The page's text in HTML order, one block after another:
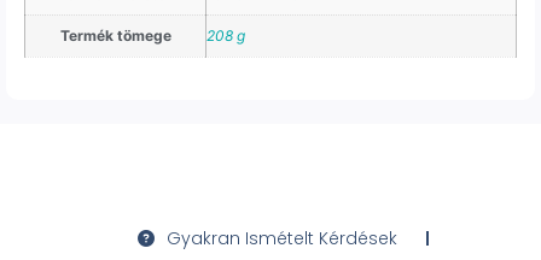
Termék tömege 208 g
Gyakran Ismételt Kérdések